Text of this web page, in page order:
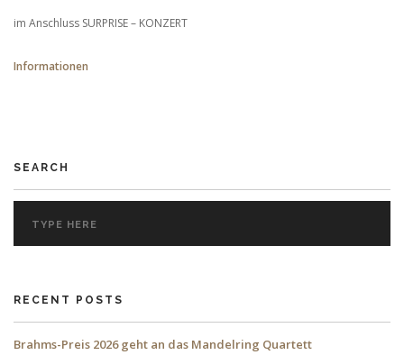
im Anschluss SURPRISE – KONZERT
Informationen
SEARCH
RECENT POSTS
Brahms-Preis 2026 geht an das Mandelring Quartett